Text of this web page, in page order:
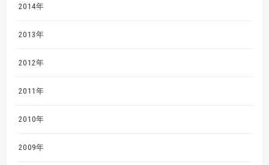
2014年
2013年
2012年
2011年
2010年
2009年